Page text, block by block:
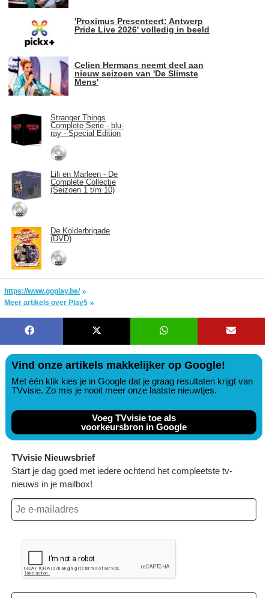
'Proximus Presenteert: Antwerp
Pride Live 2026' volledig in beeld
Celien Hermans neemt deel aan
nieuw seizoen van 'De Slimste
Mens'
Stranger Things
Complete Serie - blu-
ray - Special Edition
Lili en Marleen - De
Complete Collectie
(Seizoen 1 t/m 10)
De Kolderbrigade
(DVD)
https://www.goplay.be/
Meer artikels over Play5
Vind onze artikels makkelijker op Google!
Met één klik kies je in Google dat je graag resultaten krijgt van
TVvisie. Zo mis je nooit meer onze laatste nieuwtjes.
Voeg TVvisie toe als
voorkeursbron in Google
TVvisie Nieuwsbrief
Start je dag goed met iedere ochtend het compleetste tv-
nieuws in je mailbox!